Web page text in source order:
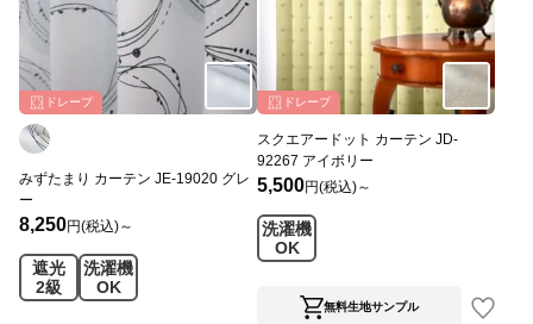
ドレープ
みずたまり カーテン JE-19020 グレ
ー
8,250円(税込)～
遮光
2級
洗濯機
OK
ドレープ
スクエアードット カーテン JD-
92267 アイボリー
5,500円(税込)～
洗濯機
OK
無料生地サンプル